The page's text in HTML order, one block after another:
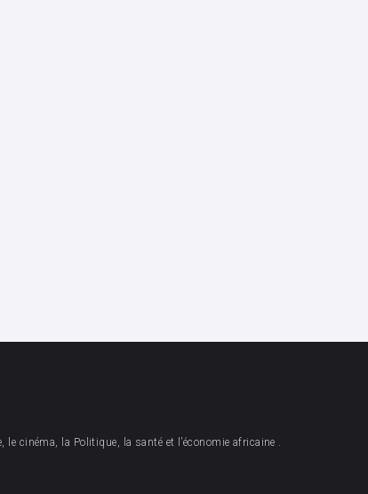
cinéma, la Politique, la santé et l’économie africaine .